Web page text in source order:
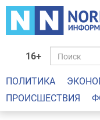
16+
ПОЛИТИКА
ПРОИСШЕСТВИЯ